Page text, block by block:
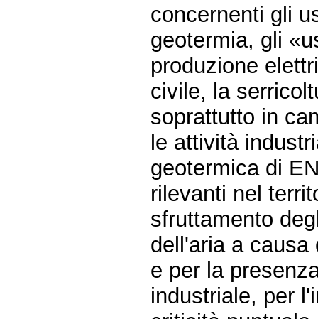
concernenti gli
geotermia, gli
produzione
civile, la
soprattutto in
le attività
geotermica di
rilevanti nel
sfruttamento
dell'aria a causa
e per la
industriale, per